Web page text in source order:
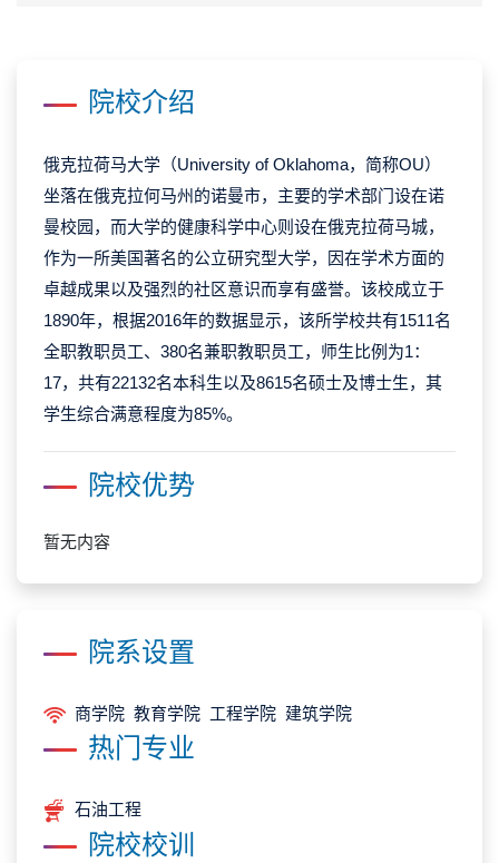
院校介绍
俄克拉荷马大学（University of Oklahoma，简称OU）
坐落在俄克拉何马州的诺曼市，主要的学术部门设在诺
曼校园，而大学的健康科学中心则设在俄克拉荷马城，
作为一所美国著名的公立研究型大学，因在学术方面的
卓越成果以及强烈的社区意识而享有盛誉。该校成立于
1890年，根据2016年的数据显示，该所学校共有1511名
全职教职员工、380名兼职教职员工，师生比例为1：
17，共有22132名本科生以及8615名硕士及博士生，其
学生综合满意程度为85%。
院校优势
暂无内容
院系设置
商学院 教育学院 工程学院 建筑学院
热门专业
石油工程
院校校训